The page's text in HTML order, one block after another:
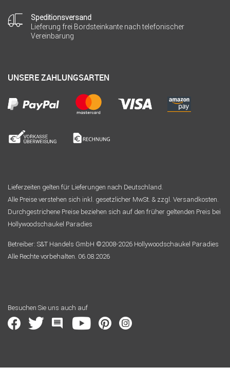
Speditionsversand
Lieferung frei Bordsteinkante nach telefonischer
Vereinbarung
UNSERE ZAHLUNGSARTEN
Lieferzeiten gelten für Lieferungen nach Deutschland.
Alle Preise verstehen sich inkl. gesetzlicher MwSt. & zzgl. Versandkosten.
Durchgestrichene Preise beziehen sich auf den früher geltenden Preis bei
Hollywoodschaukel Paradies
Betreiber: S&T Handels GmbH ©2008-2026 Hollywoodschaukel Paradies
Alle Rechte vorbehalten. 06.08.2026
Besuchen Sie uns auch auf